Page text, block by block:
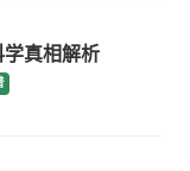
真相解析